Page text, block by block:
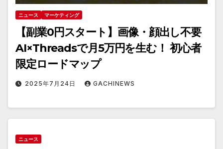
ニュース マーケティング
【副業0円スタート】画像・顔出し不要
AI×Threadsで月5万円を生む！ 初心者
限定ロードマップ
2025年7月24日 GACHINEWS
ニュース